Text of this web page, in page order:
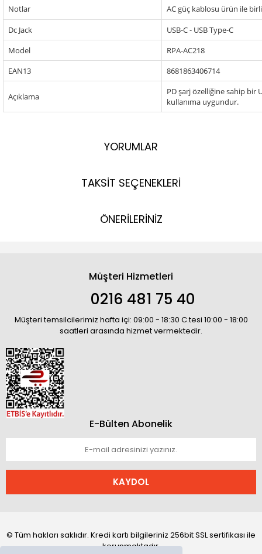
Notlar
AC güç kablosu ürün ile
Dc Jack
USB-C - USB Type-C
Model
RPA-AC218
EAN13
8681863406714
Açıklama
PD şarj özelliğine sahip bir
kullanıma uygundur.
YORUMLAR
TAKSİT SEÇENEKLERİ
ÖNERİLERİNİZ
Müşteri Hizmetleri
0216 481 75 40
Müşteri temsilcilerimiz hafta içi: 09:00 - 18:30 C.tesi 10:00 - 18:00
saatleri arasında hizmet vermektedir.
E-Bülten Abonelik
KAYDOL
© Tüm hakları saklıdır. Kredi kartı bilgileriniz 256bit SSL sertifikası ile
korunmaktadır.